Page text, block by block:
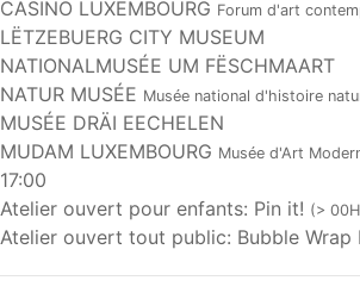
CASINO LUXEMBOURG Forum d'art
LËTZEBUERG CITY MUSEUM
NATIONALMUSÉE UM FËSCHMAART
NATUR MUSÉE Musée national d'histoire
MUSÉE DRÄI EECHELEN
MUDAM LUXEMBOURG Musée d'Art
17:00
Atelier ouvert pour enfants: Pin it! (>
Atelier ouvert tout public: Bubble Wrap